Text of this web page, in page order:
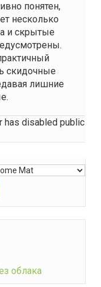
понятен,
несколько
и скрытые
скидочные
лишние
has disabled public
облака